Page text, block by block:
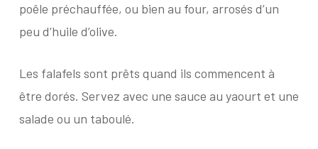
poêle préchauffée, ou bien au four, arrosés d’un
peu d’huile d’olive.
Les falafels sont prêts quand ils commencent à
être dorés. Servez avec une sauce au yaourt et une
salade ou un taboulé.